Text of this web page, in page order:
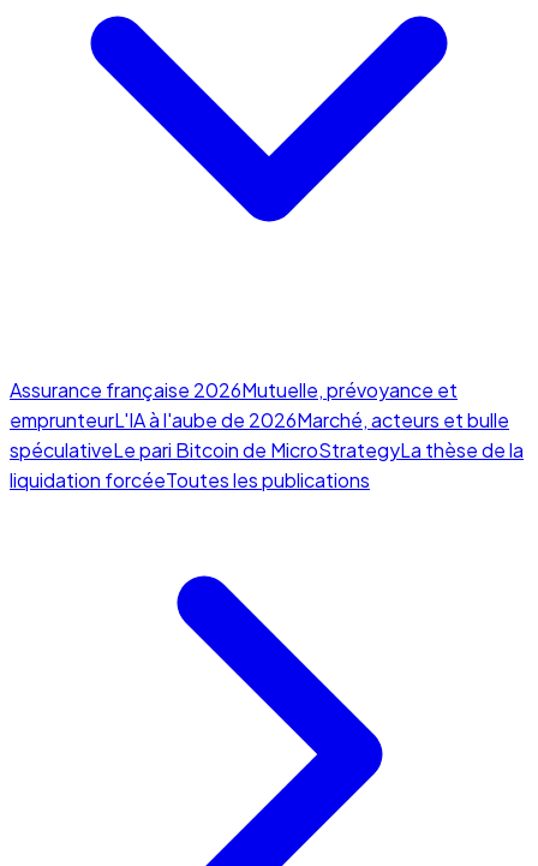
Assurance française 2026Mutuelle, prévoyance et
emprunteurL'IA à l'aube de 2026Marché, acteurs et bulle
spéculativeLe pari Bitcoin de MicroStrategyLa thèse de la
liquidation forcéeToutes les publications